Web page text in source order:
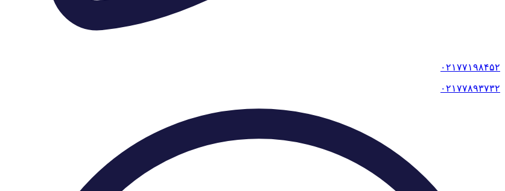
۰۲۱۷۷۱۹۸۴۵۲
۰۲۱۷۷۸۹۳۷۳۲